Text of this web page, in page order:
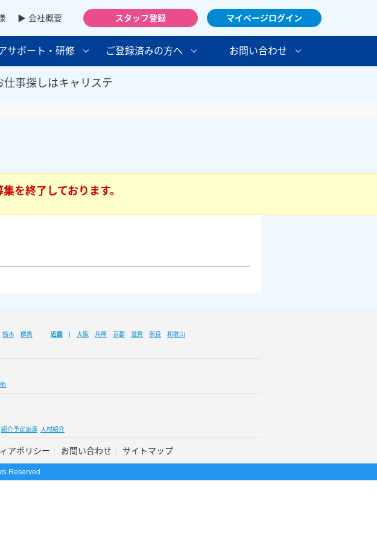
▶ 会社概要 スタッフ登録 マイページログイン
サポート・研修 ご登録済みの方へ お問い合わせ
事探しはキャリステ
を終了しております。
栃木 群馬 近畿 大阪 兵庫 京都 滋賀 奈良
和歌山
紹介予定派遣 人材紹介
アポリシー お問い合わせ サイトマップ
Reserved.